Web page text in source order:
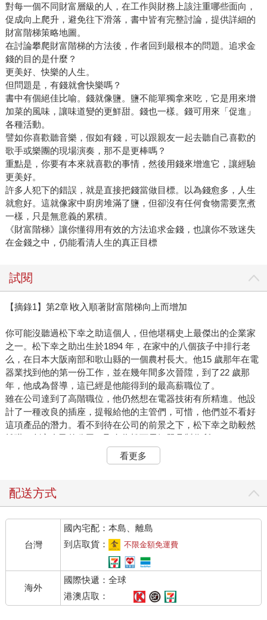
對每一個不同財富層級的人，在工作與財務上該注重哪些面向，
促成向上爬升，避免往下滑落，書中皆有完整討論，提供詳細的
財富階梯策略地圖。
在討論攀爬財富階梯的方法後，作者回到最根本的問題。追求金
錢的目的是什麼？
更美好、快樂的人生。
但問題是，有錢就會快樂嗎？
書中有個絕佳比喻。錢就像鹽。鹽不能單獨拿來吃，它是用來增
加菜的風味，讓味道變的更鮮甜。錢也一樣。錢可用來「促進」
各種活動。
譬如你喜歡聽音樂，假如有錢，可以跟親友一起去聽自己喜歡的
歌手或樂團的現場演奏，那不是更棒嗎？
重點是，你要有本來就喜歡的事情，然後用錢來增進它，讓經驗
更美好。
許多人犯下的錯誤，就是直接把錢當做目標。以為錢愈多，人生
就愈好。這就像家中廚房堆滿了鹽，但卻沒有任何食物需要烹煮
一樣，只是無意義的累積。
《財富階梯》讓你懂得用有效的方法追求金錢，也讓你不致迷失
在金錢之中，仍能看清人生的真正目標
試閱
【摘錄1】第2章∣收入順著財富階梯向上而增加
你可能沒聽過松下幸之助這個人，但他堪稱史上最傑出的企業家
之一。松下幸之助出生於1894 年，在家中的八個孩子中排行老
么，在日本大阪南部和歌山縣的一個農村長大。他15 歲那年在電
器業找到他的第一份工作，並在幾年間多次晉陞，到了22 歲那
年，他成為督導，這已經是他能得到的最高薪職位了。
雖在公司達到了高階職位，他仍然想在電器技術有所精進。他設
計了一種改良的插座，提報給他的主管們，可惜，他們並不看好
這項產品的潛力。看不到待在公司的前景之下，松下幸之助毅然
離職，創立自己的公司，取名為松下電氣器具製作所
（Matsushita Electric Housewares Manufacturing Works）， 後
來發展成松下電器（Panasonic）。
產品和大部分銷售業務。但是，伴隨事業起飛，他無法再獨力經
思考擴展公司的整體策略。
他的首要洞察之一是在松下公司內建立自主事業部門，這些部門
給予員工和經理人對其事業線更大自主權，這麼一來，他便消除
了在他職涯早年阻礙他的公司科層制度。許多日本的公司聽聞松
下的成功，也仿效該公司的組織架構，這為松下幸之助贏得了
「經營之神」的稱號。1989 年松下幸之助去世時，松下電器公司
是全球最大的消費性電子產品公司。
松下幸之助的故事完美地詮釋了我們必須改變策略，才能在職涯
看更多
配送方式
台灣
國內宅配：本島、離島
到店取貨：
不限金額免運費
海外
國際快遞：全球
港澳店取：